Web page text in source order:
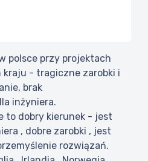
polsce przy projektach
- tragiczne zarobki i
brak
inżyniera.
to dobry kierunek - jest
, dobre zarobki , jest
rozwiązań.